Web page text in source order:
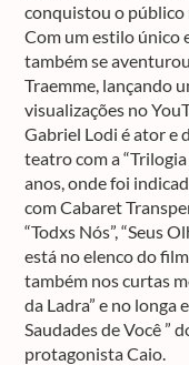
conquistou o público
Com um estilo único
também se
Traemme, lançando
visualizações no
Gabriel Lodi é ator e
teatro com a
anos, onde foi
com Cabaret
“Todxs Nós”, “Seus
está no elenco do
também nos curtas
da Ladra” e no longa
Saudades de Você ”
protagonista Caio.